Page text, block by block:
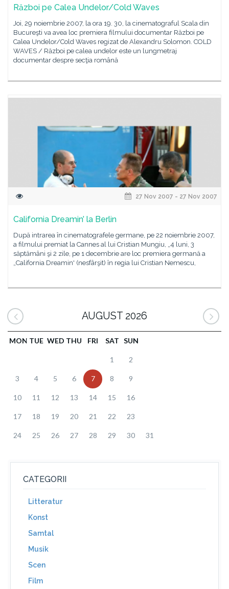
Război pe Calea Undelor/Cold Waves
Joi, 29 noiembrie 2007, la ora 19. 30, la cinematograful Scala din
Bucureşti va avea loc premiera filmului documentar Război pe
Calea Undelor/Cold Waves regizat de Alexandru Solomon. COLD
WAVES / Război pe calea undelor este un lungmetraj
documentar despre secţia română
27 Nov 2007 - 27 Nov 2007
California Dreamin’ la Berlin
După intrarea în cinematografele germane, pe 22 noiembrie 2007,
a filmului premiat la Cannes al lui Cristian Mungiu, „4 luni, 3
săptămâni şi 2 zile, pe 1 decembrie are loc premiera germană a
„California Dreamin' (nesfârşit) în regia lui Cristian Nemescu,
AUGUST 2026
MON TUE WED THU FRI SAT SUN
1 2
3 4 5 6 7 8 9
10 11 12 13 14 15 16
17 18 19 20 21 22 23
24 25 26 27 28 29 30 31
CATEGORII
Litteratur
Konst
Samtal
Musik
Scen
Film